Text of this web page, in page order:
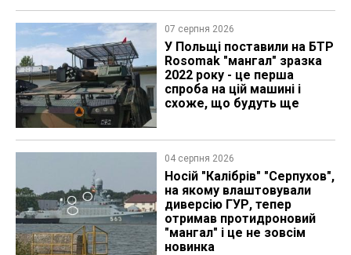
07 серпня 2026
У Польщі поставили на БТР
Rosomak "мангал" зразка
2022 року - це перша
спроба на цій машині і
схоже, що будуть ще
04 серпня 2026
Носій "Калібрів" "Серпухов",
на якому влаштовували
диверсію ГУР, тепер
отримав протидроновий
"мангал" і це не зовсім
новинка